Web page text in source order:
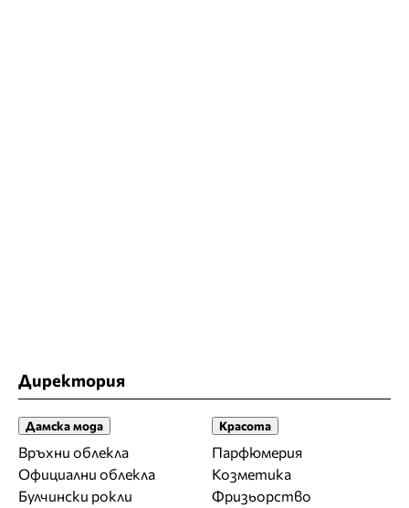
Директория
Дамска мода
Връхни облекла
Официални облекла
Булчински рокли
Красота
Парфюмерия
Козметика
Фризьорство